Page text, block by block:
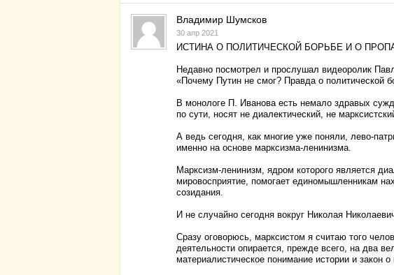
Владимир Шумсков
30 апр 2021
ИСТИНА О ПОЛИТИЧЕСКОЙ БОРЬБЕ И О
Недавно посмотрел и прослушал видеоролик
«Почему Путин не смог? Правда о политической
В монологе П. Иванова есть немало здравых
по сути, носят не диалектический, не
А ведь сегодня, как многие уже поняли, лево-
именно на основе марксизма-ленинизма.
Марксизм-ленинизм, ядром которого является
мировосприятие, помогает единомышленникам
созидания.
И не случайно сегодня вокруг Николая
Сразу оговорюсь, марксистом я считаю того
деятельности опирается, прежде всего, на два
материалистическое понимание истории и закон